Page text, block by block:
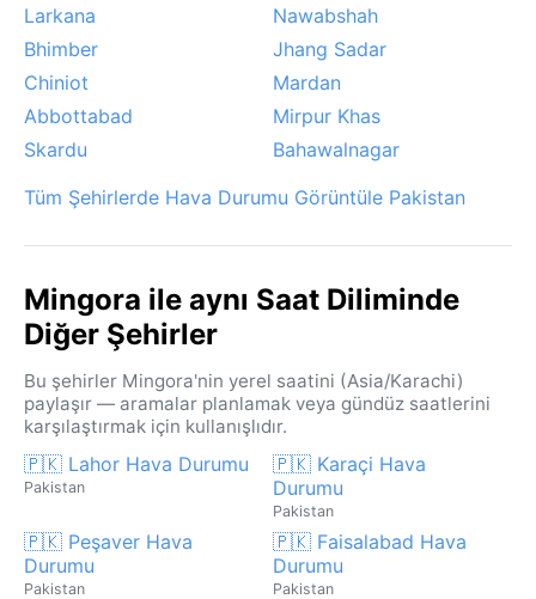
Larkana
Nawabshah
Bhimber
Jhang Sadar
Chiniot
Mardan
Abbottabad
Mirpur Khas
Skardu
Bahawalnagar
Tüm Şehirlerde Hava Durumu Görüntüle Pakistan
Mingora ile aynı Saat Diliminde
Diğer Şehirler
Bu şehirler Mingora'nin yerel saatini (Asia/Karachi)
paylaşır — aramalar planlamak veya gündüz saatlerini
karşılaştırmak için kullanışlıdır.
🇵🇰 Lahor Hava Durumu
Pakistan
🇵🇰 Karaçi Hava
Durumu
Pakistan
🇵🇰 Peşaver Hava
Durumu
Pakistan
🇵🇰 Faisalabad Hava
Durumu
Pakistan